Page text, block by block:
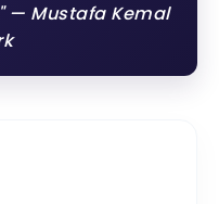
— Mustafa Kemal